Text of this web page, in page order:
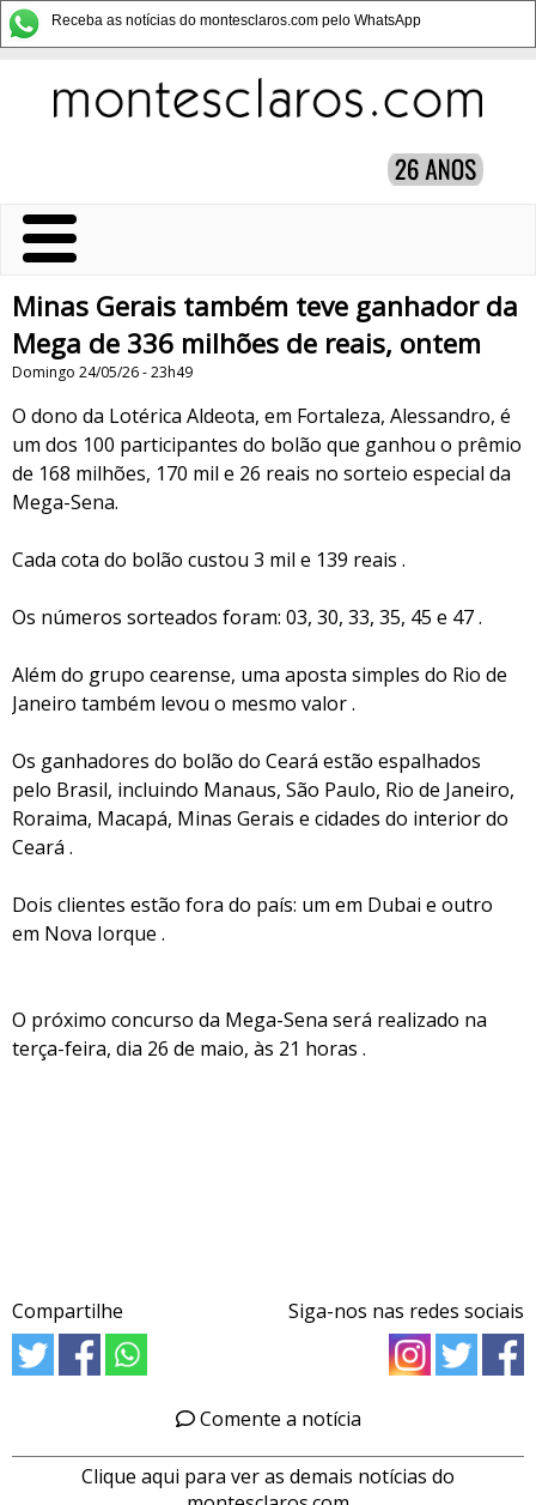
Receba as notícias do montesclaros.com pelo WhatsApp
Minas Gerais também teve ganhador da
Mega de 336 milhões de reais, ontem
Domingo 24/05/26 - 23h49
O dono da Lotérica Aldeota, em Fortaleza, Alessandro, é
um dos 100 participantes do bolão que ganhou o prêmio
de 168 milhões, 170 mil e 26 reais no sorteio especial da
Mega-Sena.
Cada cota do bolão custou 3 mil e 139 reais .
Os números sorteados foram: 03, 30, 33, 35, 45 e 47 .
Além do grupo cearense, uma aposta simples do Rio de
Janeiro também levou o mesmo valor .
Os ganhadores do bolão do Ceará estão espalhados
pelo Brasil, incluindo Manaus, São Paulo, Rio de Janeiro,
Roraima, Macapá, Minas Gerais e cidades do interior do
Ceará .
Dois clientes estão fora do país: um em Dubai e outro
em Nova Iorque .
O próximo concurso da Mega-Sena será realizado na
terça-feira, dia 26 de maio, às 21 horas .
Compartilhe Siga-nos nas redes sociais
Comente a notícia
Clique aqui para ver as demais notícias do